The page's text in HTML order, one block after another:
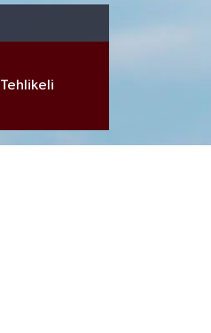
Tehlikeli